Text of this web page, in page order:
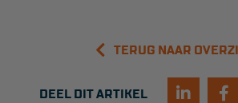
SchilderstellingenTERUG NAAR
DEEL DIT ARTIKEL